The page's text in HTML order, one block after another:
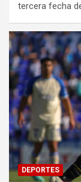
tercera fecha
DEPORTES